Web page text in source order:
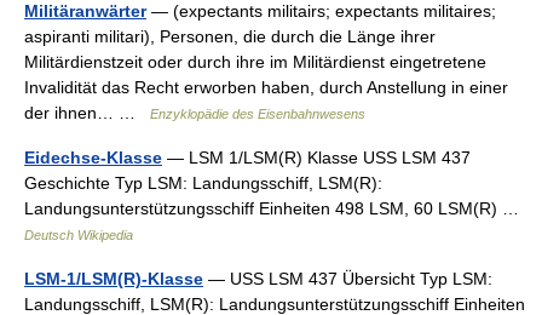
Militäranwärter— (expectants militairs; expectants militaires;
aspiranti militari), Personen, die durch die Länge ihrer
Militärdienstzeit oder durch ihre im Militärdienst eingetretene
Invalidität das Recht erworben haben, durch Anstellung in einer
der ihnen… …
Enzyklopädie des Eisenbahnwesens
Eidechse-Klasse — LSM 1/LSM(R) Klasse USS LSM 437
Geschichte Typ LSM: Landungsschiff, LSM(R):
Landungsunterstützungsschiff Einheiten 498 LSM, 60 LSM(R) …
Deutsch Wikipedia
LSM-1/LSM(R)-Klasse — USS LSM 437 Übersicht Typ LSM:
Landungsschiff, LSM(R): Landungsunterstützungsschiff Einheiten